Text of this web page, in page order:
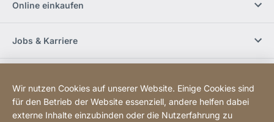
Online einkaufen
Jobs & Karriere
Social Media
Wir nutzen Cookies auf unserer Website. Einige Cookies sind
für den Betrieb der Website essenziell, andere helfen dabei
externe Inhalte einzubinden oder die Nutzerfahrung zu